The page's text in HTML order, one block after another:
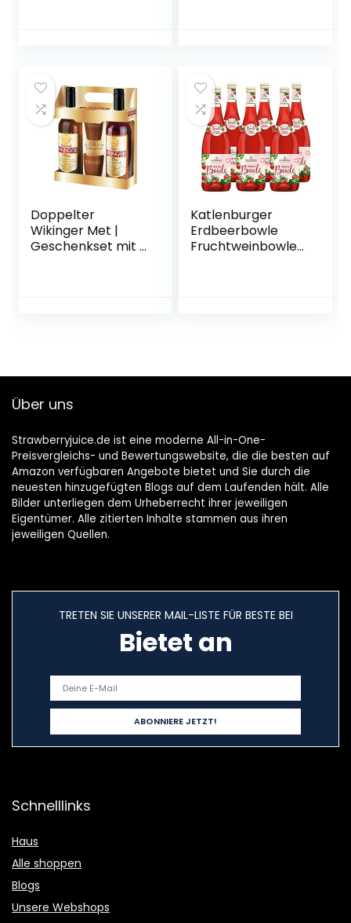
Doppelter
Wikinger Met |
Geschenkset mit 2
Katlenburger
Erdbeerbowle
Fruchtweinbowle
Über uns
Strawberryjuice.de ist eine moderne All-in-One-
Preisvergleichs- und Bewertungswebsite, die die besten auf
Amazon verfügbaren Angebote bietet und Sie durch die
neuesten hinzugefügten Blogs auf dem Laufenden hält. Alle
Bilder unterliegen dem Urheberrecht ihrer jeweiligen
Eigentümer. Alle zitierten Inhalte stammen aus ihren
jeweiligen Quellen.
TRETEN SIE UNSERER MAIL-LISTE FÜR BESTE BEI
Bietet an
Schnelllinks
Haus
Alle shoppen
Blogs
Unsere Webshops